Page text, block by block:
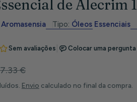
de Alecrim
Aromasensia Tipo: Óleos Essenciais
7.33 €
Envio calculado no final da compra.